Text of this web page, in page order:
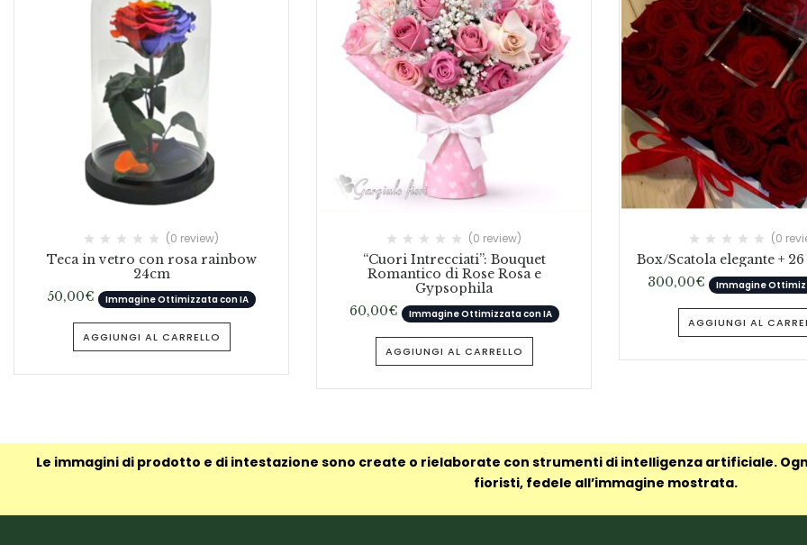
(0 review)
Teca in vetro con rosa rainbow
24cm
50,00€ Immagine Ottimizzata con IA
AGGIUNGI AL CARRELLO
(0 review)
“Cuori Intrecciati”: Bouquet
Romantico di Rose Rosa e
Gypsophila
60,00€ Immagine Ottimizzata con IA
AGGIUNGI AL CARRELLO
(0
Box/Scatola elegante +
300,00€ Immagine
AGGIUNGI AL
Le immagini di prodotto e di intestazione sono create o rielaborate con strumenti di intelligenza artificiale.
fioristi, fedele all’immagine mostrata.